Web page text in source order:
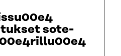
sote-